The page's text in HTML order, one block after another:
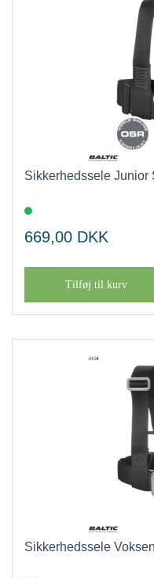
Sikkerhedssele Junior
669,00 DKK
Tilføj til kurv
Sikkerhedssele